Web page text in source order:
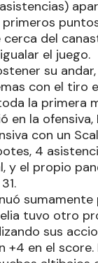
del
el juego.
su
con el tiro
la primera
en la ofensiva,
con un
4
y el propio
sumamente
tuvo otro
sus
+4 en el score.